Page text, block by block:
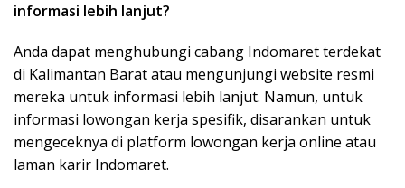
informasi lebih lanjut?
Anda dapat menghubungi cabang Indomaret terdekat
di Kalimantan Barat atau mengunjungi website resmi
mereka untuk informasi lebih lanjut. Namun, untuk
informasi lowongan kerja spesifik, disarankan untuk
mengeceknya di platform lowongan kerja online atau
laman karir Indomaret.